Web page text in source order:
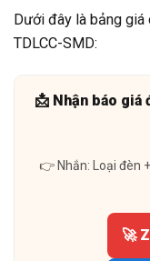
Dưới đây là bảng
TDLCC-SMD:
📩 Nhận báo giá
👉 Nhắn: Loại đèn
🚀